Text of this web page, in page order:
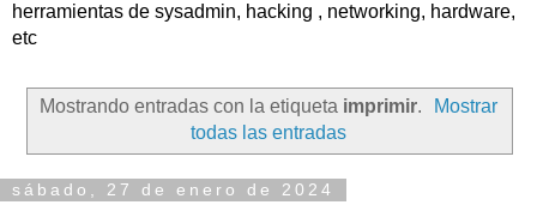
herramientas de sysadmin, hacking , networking, hardware,
etc
Mostrando entradas con la etiqueta imprimir.
Mostrar
todas las entradas
sábado, 27 de enero de 2024